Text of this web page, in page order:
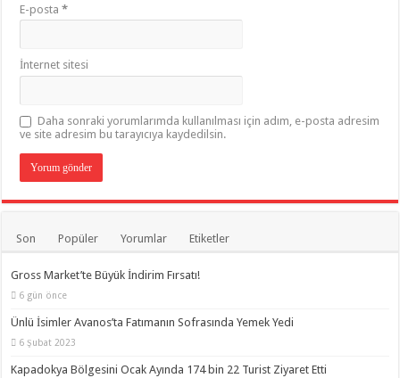
E-posta*
İnternet sitesi
Daha sonraki yorumlarımda kullanılması için adım, e-posta adresim
ve site adresim bu tarayıcıya kaydedilsin.
Son Popüler Yorumlar Etiketler
Gross Market’te Büyük İndirim Fırsatı!
6 gün önce
Ünlü İsimler Avanos’ta Fatımanın Sofrasında Yemek Yedi
6 Şubat 2023
Kapadokya Bölgesini Ocak Ayında 174 bin 22 Turist Ziyaret Etti